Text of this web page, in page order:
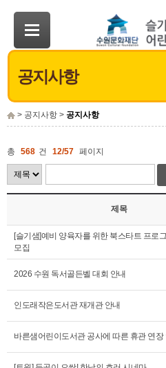
> 공지사항 > 공지사항
공지사항
총 568 건 12/57 페이지
제목
[슬기샘]예비 양육자를 위한 북스타트 프로
모집
2026 수원 독서골든벨 대회 안내
인도래작은도서관 재개관 안내
바른샘어린이도서관 공사에 따른 휴관 연장